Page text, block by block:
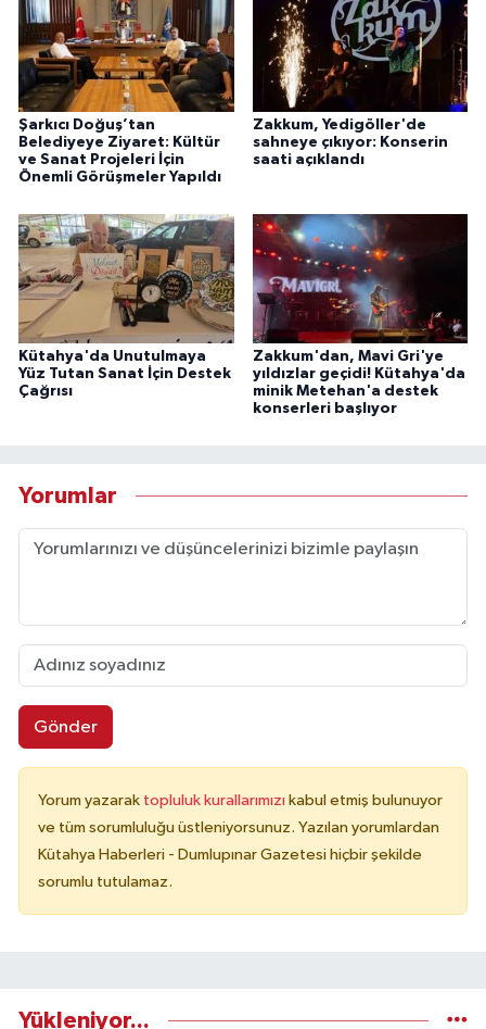
Şarkıcı Doğuş’tan
Belediyeye Ziyaret: Kültür
ve Sanat Projeleri İçin
Önemli Görüşmeler Yapıldı
Zakkum, Yedigöller'de
sahneye çıkıyor: Konserin
saati açıklandı
Kütahya'da Unutulmaya
Yüz Tutan Sanat İçin Destek
Çağrısı
Zakkum'dan, Mavi Gri'ye
yıldızlar geçidi! Kütahya'da
minik Metehan'a destek
konserleri başlıyor
Yorumlar
Gönder
Yorum yazarak topluluk kurallarımızı kabul etmiş bulunuyor
ve tüm sorumluluğu üstleniyorsunuz. Yazılan yorumlardan
Kütahya Haberleri - Dumlupınar Gazetesi hiçbir şekilde
sorumlu tutulamaz.
Yükleniyor...